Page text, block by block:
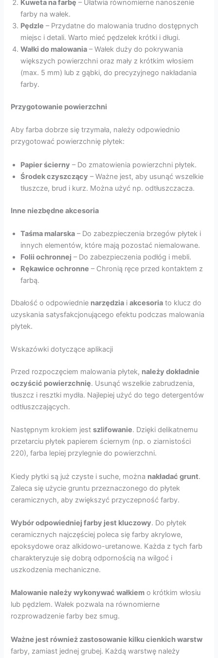
Kuweta na farbę – Ułatwia równomierne nanoszenie
farby na wałek.
Pędzle – Przydatne do malowania trudno dostępnych
miejsc i detali. Warto mieć pędzelek krótki i długi.
Wałki do malowania – Wałek duży do pokrywania
większych powierzchni oraz mały z krótkim włosiem
(max. 5 mm) lub z gąbki, do precyzyjnego nakładania
farby.
Przygotowanie powierzchni
Aby farba dobrze się trzymała, należy odpowiednio
przygotować powierzchnię płytek:
Papier ścierny – Do zmatowienia powierzchni płytek.
Środek czyszczący – Ważne jest, aby usunąć wszelkie
tłuszcze, brud i kurz. Można użyć np. odtłuszczacza.
Inne niezbędne akcesoria
Taśma malarska – Do zabezpieczenia brzegów płytek i
innych elementów, które mają pozostać niemalowane.
Folii ochronnej – Do zabezpieczenia podłóg i mebli.
Rękawice ochronne – Chronią ręce przed kontaktem z
farbą.
Dbałość o odpowiednie narzędzia iakcesoria to klucz do
uzyskania satysfakcjonującego efektu podczas malowania
płytek.
Wskazówki dotyczące aplikacji
Przed rozpoczęciem malowania płytek, należy dokładnie
oczyścić powierzchnię. Usunąć wszelkie zabrudzenia,
tłuszcz i resztki mydła. Najlepiej użyć do tego detergentów
odtłuszczających.
Następnym krokiem jestszlifowanie. Dzięki delikatnemu
przetarciu płytek papierem ściernym (np. o ziarnistości
220), farba lepiej przylegnie do powierzchni.
Kiedy płytki są już czyste i suche, można nakładać grunt.
Zaleca się użycie gruntu przeznaczonego do płytek
ceramicznych, aby zwiększyć przyczepność farby.
Wybór odpowiedniej farby jest kluczowy. Do płytek
ceramicznych najczęściej poleca się farby akrylowe,
epoksydowe oraz alkidowo-uretanowe. Każda z tych farb
charakteryzuje się dobrą odpornością na wilgoć i
uszkodzenia mechaniczne.
Malowanie należy wykonywać wałkiem o krótkim włosiu
lub pędzlem. Wałek pozwala na równomierne
rozprowadzenie farby bez smug.
Ważne jest również zastosowanie kilku cienkich warstw
farby, zamiast jednej grubej. Każdą warstwę należy